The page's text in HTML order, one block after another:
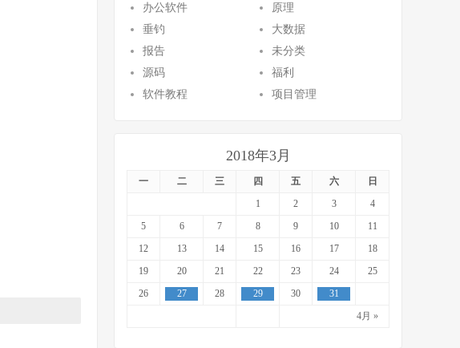
办公软件
原理
垂钓
大数据
报告
未分类
源码
福利
软件教程
项目管理
2018年3月
一 二 三 四 五 六 日
4月 »
1 2 3
4
5
6 7 8 9 10
11
12
13 14 15 16 17
18
19
20 21 22 23 24
25
26
27 28 29 30 31